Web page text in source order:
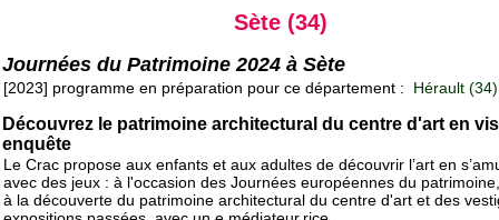
Sète (34)
Journées du Patrimoine 2024 à Sète
[2023] programme en préparation pour ce département : Hérault (34)
Découvrez le patrimoine architectural du centre d'art en
enquête
Le Crac propose aux enfants et aux adultes de découvrir l’art en
avec des jeux : à l'occasion des Journées européennes du
à la découverte du patrimoine architectural du centre d'art et des